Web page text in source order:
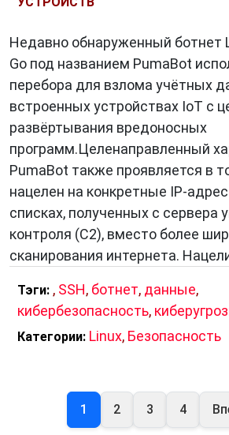
Недавно обнаруженный ботнет
Go под названием PumaBot
перебора для взлома учётных
встроенных устройствах IoT с
развёртывания вредоносных
программ.Целенаправленный
PumaBot также проявляется в
нацелен на конкретные IP-
списках, полученных с сервера
контроля (C2), вместо более
сканирования интернета.
Тэги: , SSH, ботнет, данные,
кибербезопасность,
Категории: Linux, Безопасность
1 2 3 4